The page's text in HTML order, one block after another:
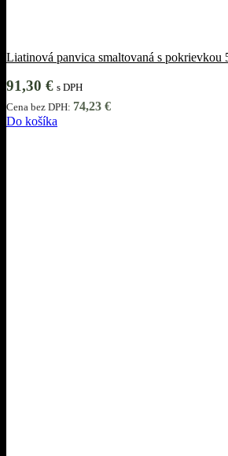
Liatinová panvica smaltovaná s pokrievkou
91,30 € s DPH
Cena bez DPH: 74,23 €
Do košíka